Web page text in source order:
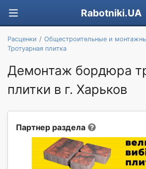
Rabotniki.UA
Расценки
Общестроительные и
Тротуарная плитка
Демонтаж бордюра
плитки в г. Харьков
Партнер раздела